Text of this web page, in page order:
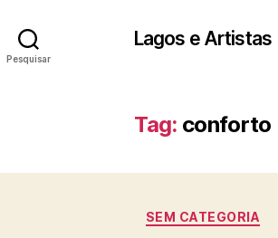
Pesquisar
Lagos e Artistas
Tag: conforto
Categorias
SEM CATEGORIA